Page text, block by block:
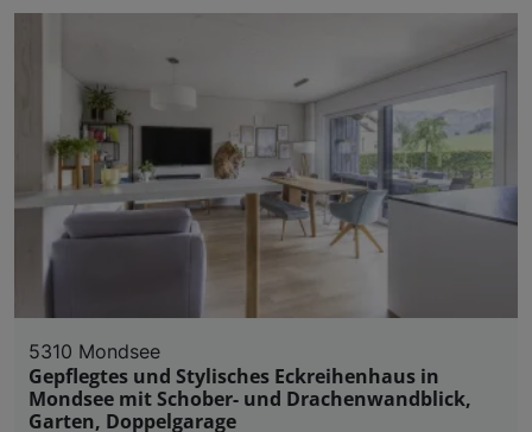
5310 Mondsee
Gepflegtes und Stylisches Eckreihenhaus in
Mondsee mit Schober- und Drachenwandblick,
Garten, Doppelgarage